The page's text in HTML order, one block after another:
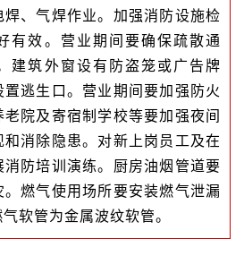
、气焊作业。加强消防设施检
有效。营业期间要确保疏散通
建筑外窗设有防盗笼或广告牌
置逃生口。营业期间要加强防火
院及寄宿制学校等要加强夜间
和消除隐患。对新上岗员工及在
防培训演练。厨房油烟管道要
燃气使用场所要安装燃气泄漏
软管为金属波纹软管。